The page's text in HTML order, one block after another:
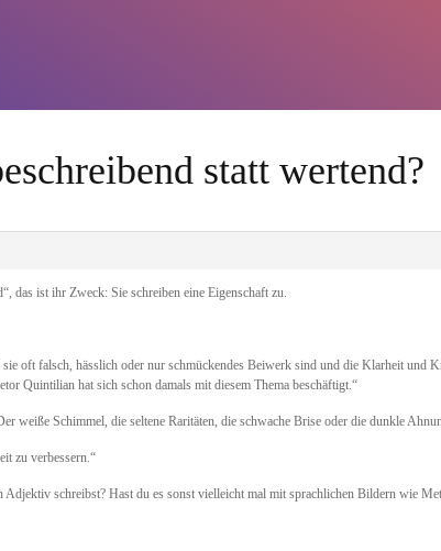
statt wertend?
das ist ihr Zweck: Sie schreiben eine Eigenschaft zu.
oft falsch, hässlich oder nur schmückendes Beiwerk sind und die Klarheit und
Quintilian hat sich schon damals mit diesem Thema beschäftigt.“
weiße Schimmel, die seltene Raritäten, die schwache Brise oder die dunkle
zu verbessern.“
schreibst? Hast du es sonst vielleicht mal mit sprachlichen Bildern wie